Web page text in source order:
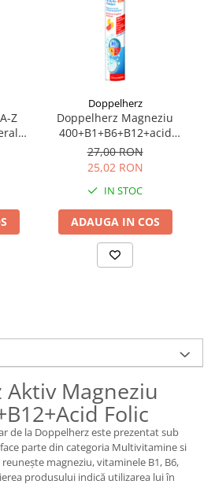
Z
Doppelherz
Doppelherz Magneziu
400+B1+B6+B12+acid
folic, 15 comprimate
27,00 RON
25,02 RON
IN STOC
ADAUGA IN COS
Magneziu
Folic
de la Doppelherz este prezentat sub
parte din categoria Multivitamine si
magneziu, vitaminele B1, B6,
produsului indică utilizarea lui în